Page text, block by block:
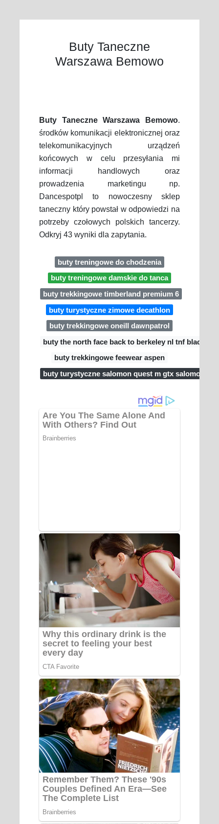
Buty Taneczne
Warszawa Bemowo
Buty Taneczne Warszawa Bemowo.
środków komunikacji elektronicznej oraz
telekomunikacyjnych urządzeń
końcowych w celu przesyłania mi
informacji handlowych oraz
prowadzenia marketingu np.
Dancespotpl to nowoczesny sklep
taneczny który powstał w odpowiedzi na
potrzeby czołowych polskich tancerzy.
Odkryj 43 wyniki dla zapytania.
buty treningowe do chodzenia
buty treningowe damskie do tanca
buty trekkingowe timberland premium 6
buty turystyczne zimowe decathlon
buty trekkingowe oneill dawnpatrol
buty the north face back to berkeley nl tnf black
buty trekkingowe feewear aspen
buty turystyczne salomon quest m gtx salomon